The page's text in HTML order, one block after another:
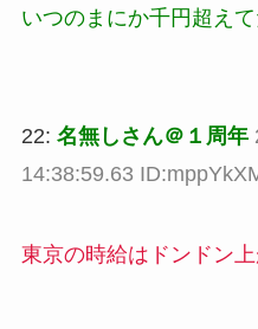
いつのまにか千円超え
22: 名無しさん＠１周年
14:38:59.63
東京の時給はドンドン